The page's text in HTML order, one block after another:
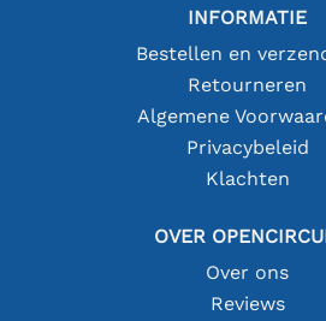
INFORMATIE
Bestellen en
Retourneren
Algemene
Privacybeleid
Klachten
OVER
Over ons
Reviews